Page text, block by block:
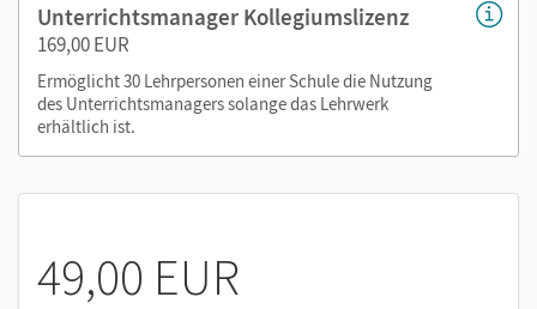
Nutzen Sie den Unterrichtsmanager auf lernen.cornelsen.de
oder über die Cornelsen Lernen App.
Unterrichtsmanager Kollegiumslizenz
169,00 EUR
Ermöglicht 30 Lehrpersonen einer Schule die Nutzung
des Unterrichtsmanagers solange das Lehrwerk
erhältlich ist.
49,00 EUR